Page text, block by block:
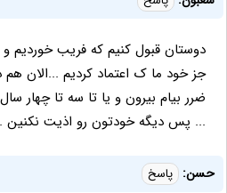
دوستان قبول کنیم که فریب
جز خود ما ک اعتماد کردیم ...الان هم
ضرر بیام بیرون و یا تا سه تا چهار
... پس دیگه خودتون رو اذیت نکنین
حسن: پاسخ